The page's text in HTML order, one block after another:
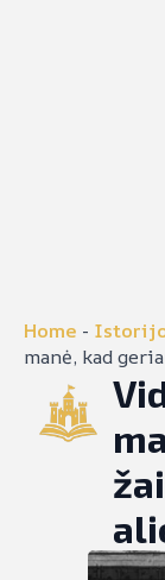
Home -
manė, kad